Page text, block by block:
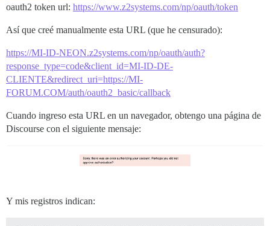
oauth2 token url: https://www.z2systems.com/np/oauth/token
Así que creé manualmente esta URL (que he censurado):
https://MI-ID-NEON.z2systems.com/np/oauth/auth?
response_type=code&client_id=MI-ID-DE-
CLIENTE&redirect_uri=https://MI-
FORUM.COM/auth/oauth2_basic/callback
Cuando ingreso esta URL en un navegador, obtengo una página de
Discourse con el siguiente mensaje:
Y mis registros indican: